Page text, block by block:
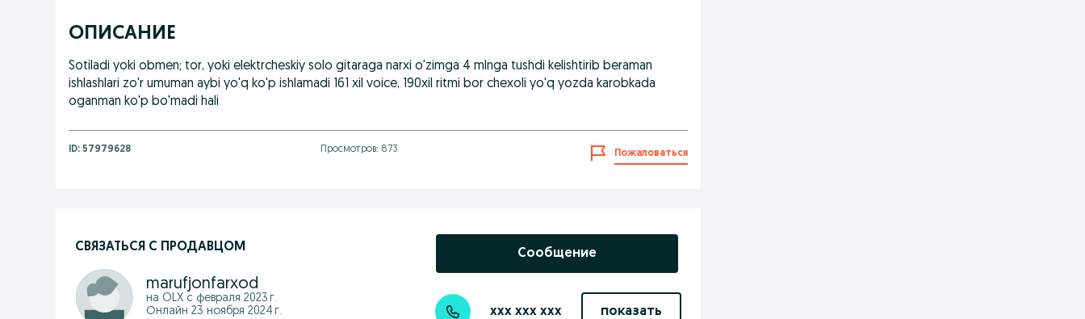
ОПИСАНИЕ
Sotiladi yoki obmen; tor, yoki elektrcheskiy solo gitaraga narxi o'zimga 4 mlnga tushdi kelishtirib beraman
ishlashlari zo'r umuman aybi yo'q ko'p ishlamadi 161 xil voice, 190xil ritmi bor chexoli yo'q yozda karobkada
oganman ko'p bo'madi hali
ID: 57979628 Просмотров: 873 Пожаловаться
СВЯЗАТЬСЯ С ПРОДАВЦОМ
marufjonfarxod
на OLX с февраля 2023 г.
Онлайн 23 ноября 2024 г.
Сообщение
xxx xxx xxx показать